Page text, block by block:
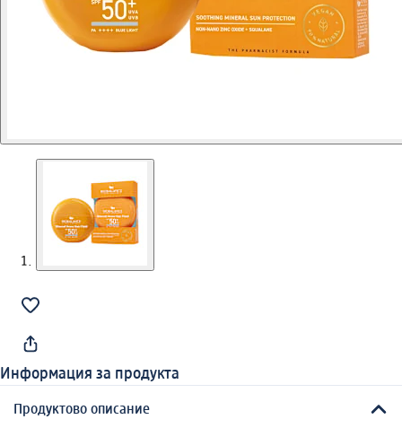
Информация за продукта
Продуктово описание